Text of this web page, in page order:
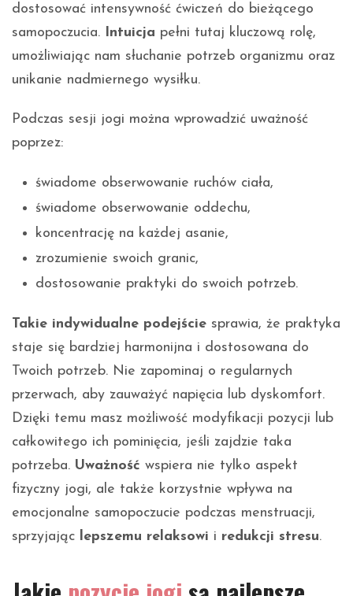
dostosować intensywność ćwiczeń do bieżącego
samopoczucia. Intuicja pełni tutaj kluczową rolę,
umożliwiając nam słuchanie potrzeb organizmu oraz
unikanie nadmiernego wysiłku.
Podczas sesji jogi można wprowadzić uważność
poprzez:
świadome obserwowanie ruchów ciała,
świadome obserwowanie oddechu,
koncentrację na każdej asanie,
zrozumienie swoich granic,
dostosowanie praktyki do swoich potrzeb.
Takie indywidualne podejście sprawia, że praktyka
staje się bardziej harmonijna i dostosowana do
Twoich potrzeb. Nie zapominaj o regularnych
przerwach, aby zauważyć napięcia lub dyskomfort.
Dzięki temu masz możliwość modyfikacji pozycji lub
całkowitego ich pominięcia, jeśli zajdzie taka
potrzeba. Uważność wspiera nie tylko aspekt
fizyczny jogi, ale także korzystnie wpływa na
emocjonalne samopoczucie podczas menstruacji,
sprzyjając lepszemu relaksowi i redukcji stresu.